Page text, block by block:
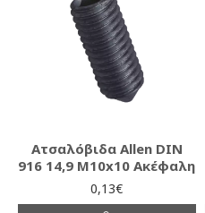
Ατσαλόβιδα Allen DIN
916 14,9 M10x10 Ακέφαλη
0,13€